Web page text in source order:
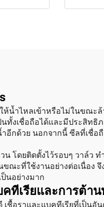
น้ำไหลเข้าหรือไม่ในขณะ
เชื่อถือได้และมีประสิทธิ
อีกด้วย นอกจากนี้ ซีลที่เชื่
โดยติดตั้งไว้รอบๆ วาล์ว
ะที่ใช้งานอย่างต่อเนื่อง
นอย่างมาก
ทีเรียและการต้าน
อราและแบคทีเรียที่เป็น